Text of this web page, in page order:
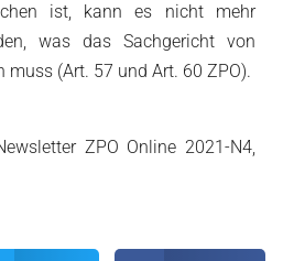
ist, kann es nicht mehr
was das Sachgericht von
muss (Art. 57 und Art. 60 ZPO).
ZPO Online 2021-N4,